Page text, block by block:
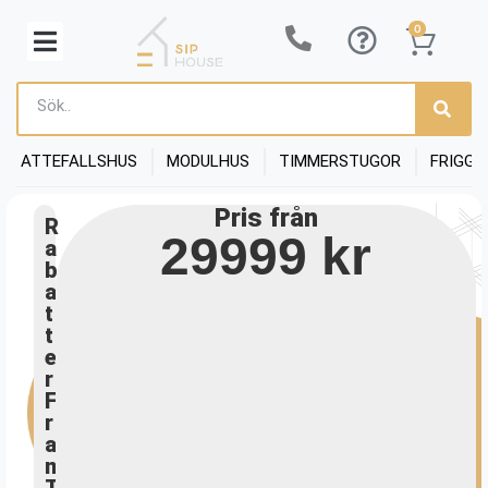
0
ATTEFALLSHUS MODULHUS TIMMERSTUGOR
R
a
b
a
t
t
e
r
F
r
a
m
Pris från
29999 kr